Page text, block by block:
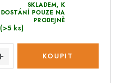
SKLADEM, K
DOSTÁNÍ POUZE NA
PRODEJNĚ
(>5 ks)